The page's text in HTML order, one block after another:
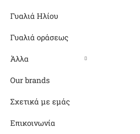
Γυαλιά Ηλίου
Γυαλιά οράσεως
Άλλα
Our brands
Σχετικά με εμάς
Επικοινωνία